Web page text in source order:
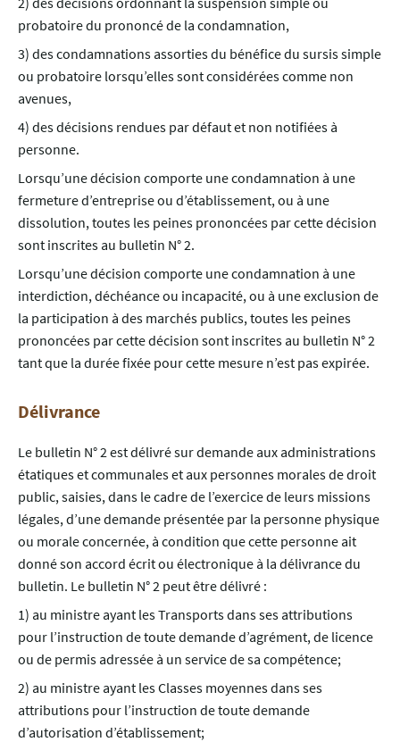
probatoire du prononcé de la condamnation,
3) des condamnations assorties du bénéfice du sursis simple
ou probatoire lorsqu’elles sont considérées comme non
avenues,
4) des décisions rendues par défaut et non notifiées à
personne.
Lorsqu’une décision comporte une condamnation à une
fermeture d’entreprise ou d’établissement, ou à une
dissolution, toutes les peines prononcées par cette décision
sont inscrites au bulletin N° 2.
Lorsqu’une décision comporte une condamnation à une
interdiction, déchéance ou incapacité, ou à une exclusion de
la participation à des marchés publics, toutes les peines
prononcées par cette décision sont inscrites au bulletin N° 2
tant que la durée fixée pour cette mesure n’est pas expirée.
Délivrance
Le bulletin N° 2 est délivré sur demande aux administrations
étatiques et communales et aux personnes morales de droit
public, saisies, dans le cadre de l’exercice de leurs missions
légales, d’une demande présentée par la personne physique
ou morale concernée, à condition que cette personne ait
donné son accord écrit ou électronique à la délivrance du
bulletin. Le bulletin N° 2 peut être délivré :
1) au ministre ayant les Transports dans ses attributions
pour l’instruction de toute demande d’agrément, de licence
ou de permis adressée à un service de sa compétence;
2) au ministre ayant les Classes moyennes dans ses
attributions pour l’instruction de toute demande
d’autorisation d’établissement;